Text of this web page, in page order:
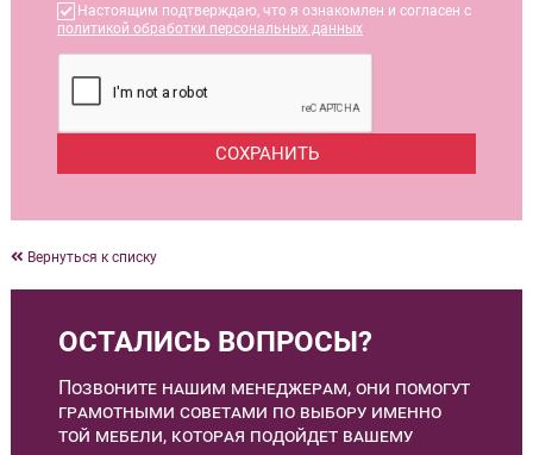
Настоящим подтверждаю, что я ознакомлен и согласен с
политикой обработки персональных данных
Вернуться к списку
ОСТАЛИСЬ ВОПРОСЫ?
Позвоните нашим менеджерам, они помогут
грамотными советами по выбору именно
той мебели, которая подойдет вашему